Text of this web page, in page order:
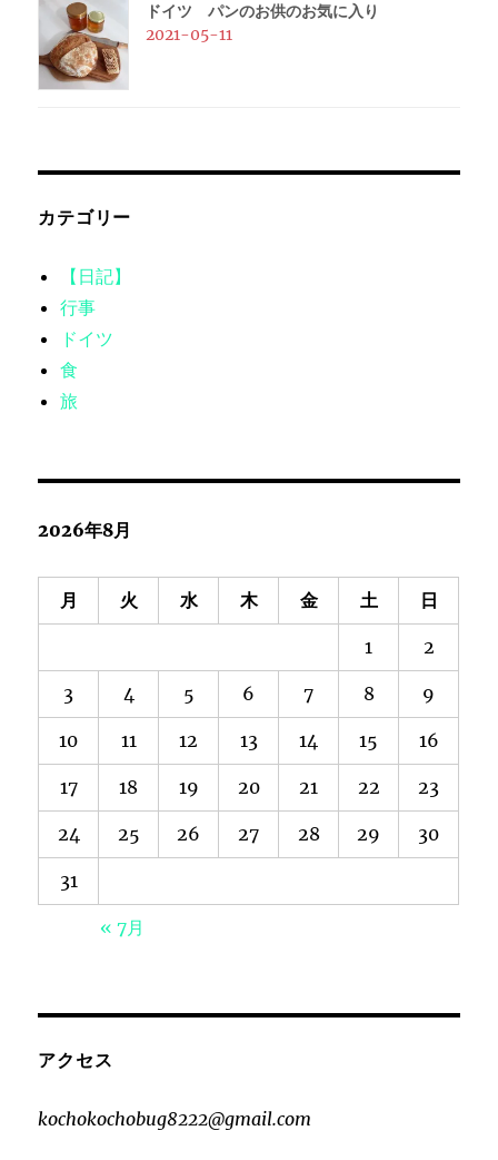
ドイツ パンのお供のお気に入り
2021-05-11
カテゴリー
【日記】
行事
ドイツ
食
旅
2026年8月
月 火 水 木 金 土 日
1 2
3 4 5 6 7 8 9
10 11 12 13 14 15 16
17 18 19 20 21 22 23
24 25 26 27 28 29 30
31
« 7月
アクセス
kochokochobug8222@gmail.com